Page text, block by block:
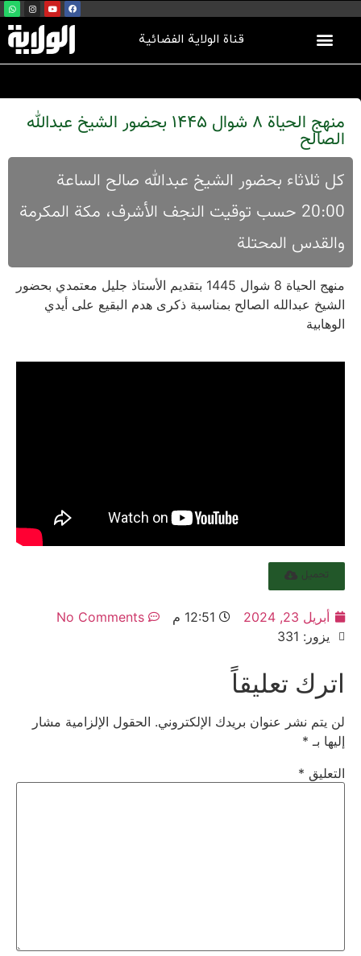
قناة الولاية الفضائية
منهج الحياة 8 شوال 1445 بحضور الشيخ عبدالله
الصالح
کل ثلاثاء بحضور الشیخ عبدالله صالح الساعة
20:00 حسب توقیت النجف الأشرف، مکة المکرمة
والقدس المحتلة
منهج الحياة 8 شوال 1445 بتقديم الأستاذ جليل معتمدي بحضور
الشيخ عبدالله الصالح بمناسبة ذكرى هدم البقيع على أيدي
الوهابية
تحميل
أبريل 23, 2024 12:51 م
No Comments
يزور: 331
اترك تعليقاً
لن يتم نشر عنوان بريدك الإلكتروني. الحقول الإلزامية مشار
إليها بـ *
التعليق *